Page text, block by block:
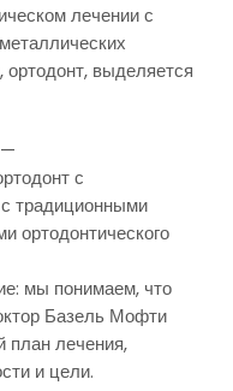
лечении с
выделяется
с
традиционными
ортодонтического
мы понимаем, что
Базель Мофти
план лечения,
и цели.